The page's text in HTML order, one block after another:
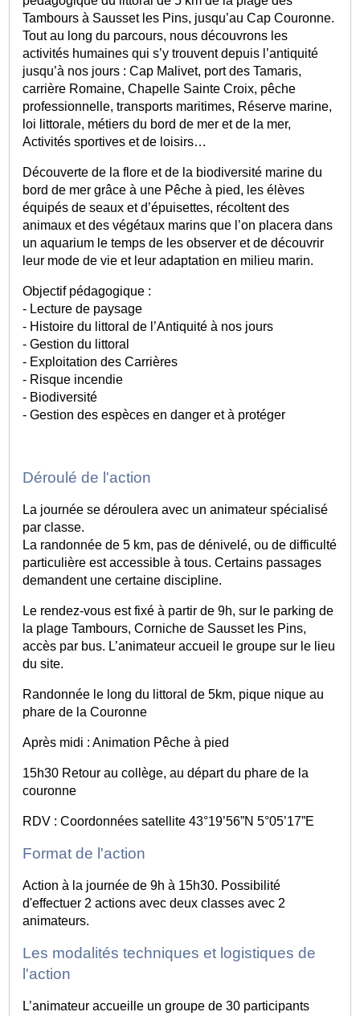
Tambours à Sausset les Pins, jusqu’au Cap Couronne.
Tout au long du parcours, nous découvrons les
activités humaines qui s’y trouvent depuis l’antiquité
jusqu’à nos jours : Cap Malivet, port des Tamaris,
carrière Romaine, Chapelle Sainte Croix, pêche
professionnelle, transports maritimes, Réserve marine,
loi littorale, métiers du bord de mer et de la mer,
Activités sportives et de loisirs…
Découverte de la flore et de la biodiversité marine du
bord de mer grâce à une Pêche à pied, les élèves
équipés de seaux et d’épuisettes, récoltent des
animaux et des végétaux marins que l’on placera dans
un aquarium le temps de les observer et de découvrir
leur mode de vie et leur adaptation en milieu marin.
Objectif pédagogique :
- Lecture de paysage
- Histoire du littoral de l’Antiquité à nos jours
- Gestion du littoral
- Exploitation des Carrières
- Risque incendie
- Biodiversité
- Gestion des espèces en danger et à protéger
Déroulé de l'action
La journée se déroulera avec un animateur spécialisé
par classe.
La randonnée de 5 km, pas de dénivelé, ou de difficulté
particulière est accessible à tous. Certains passages
demandent une certaine discipline.
Le rendez-vous est fixé à partir de 9h, sur le parking de
la plage Tambours, Corniche de Sausset les Pins,
accès par bus. L’animateur accueil le groupe sur le lieu
du site.
Randonnée le long du littoral de 5km, pique nique au
phare de la Couronne
Après midi : Animation Pêche à pied
15h30 Retour au collège, au départ du phare de la
couronne
RDV : Coordonnées satellite 43°19’56”N 5°05’17”E
Format de l'action
Action à la journée de 9h à 15h30. Possibilité
d'effectuer 2 actions avec deux classes avec 2
animateurs.
Les modalités techniques et logistiques de
l'action
L’animateur accueille un groupe de 30 participants